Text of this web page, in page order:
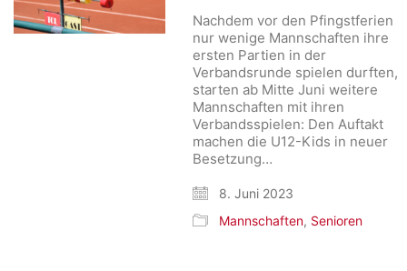
Nachdem vor den Pfingstferien
nur wenige Mannschaften ihre
ersten Partien in der
Verbandsrunde spielen durften,
starten ab Mitte Juni weitere
Mannschaften mit ihren
Verbandsspielen: Den Auftakt
machen die U12-Kids in neuer
Besetzung…
8. Juni 2023
Mannschaften, Senioren